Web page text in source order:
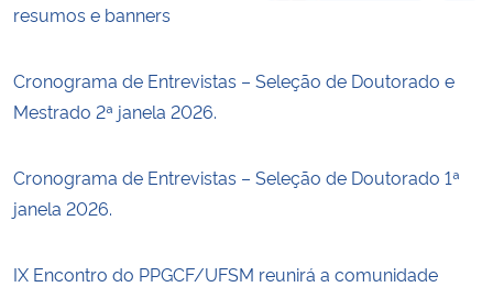
resumos e banners
Cronograma de Entrevistas – Seleção de Doutorado e
Mestrado 2ª janela 2026.
Cronograma de Entrevistas – Seleção de Doutorado 1ª
janela 2026.
IX Encontro do PPGCF/UFSM reunirá a comunidade